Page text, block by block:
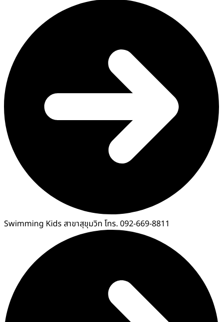
Swimming Kids สาขาสุขุมวิท โทร. 092-669-8811